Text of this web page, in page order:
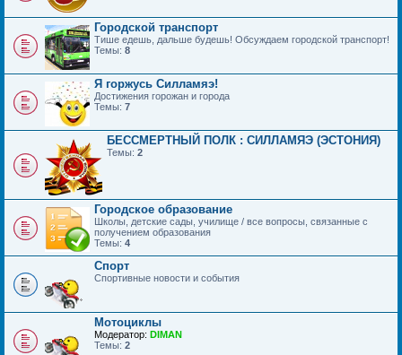
Городской транспорт
Тише едешь, дальше будешь! Обсуждаем городской транспорт!
Темы: 8
Я горжусь Силламяэ!
Достижения горожан и города
Темы: 7
БЕССМЕРТНЫЙ ПОЛК : СИЛЛАМЯЭ (ЭСТОНИЯ)
Темы: 2
Городское образование
Школы, детские сады, училище / все вопросы, связанные с
получением образования
Темы: 4
Спорт
Спортивные новости и события
Мотоциклы
Модератор: DIMAN
Темы: 2